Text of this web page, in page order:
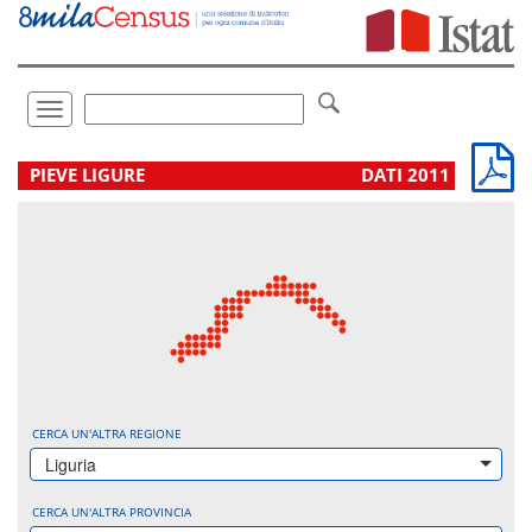
Vai
direttamente
Toggle
navigation
.
PIEVE LIGURE DATI 2011
CERCA UN'ALTRA REGIONE
Liguria
CERCA UN'ALTRA PROVINCIA